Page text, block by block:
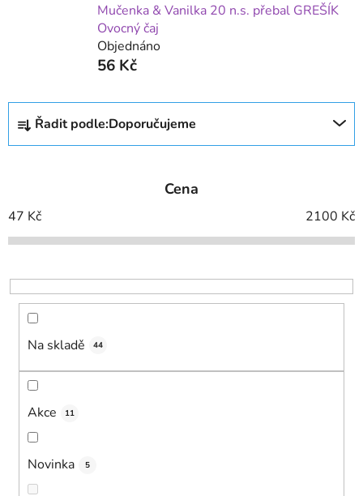
Mučenka & Vanilka 20 n.s. přebal GREŠÍK
Ovocný čaj
Objednáno
56 Kč
Ř
z
í
p
o
d
Řadit podle:Doporučujeme
Cena
47 Kč 2100 Kč
Na skladě 44
Akce 11
Novinka 5